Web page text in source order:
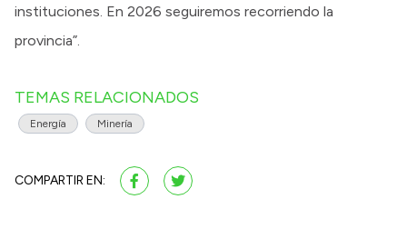
instituciones. En 2026 seguiremos recorriendo la
provincia”.
TEMAS RELACIONADOS
Energía Minería
COMPARTIR EN: